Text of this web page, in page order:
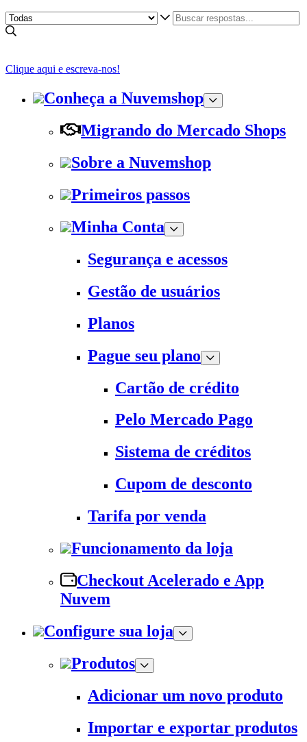
Clique aqui e escreva-nos!
Conheça a Nuvemshop
Migrando do Mercado Shops
Sobre a Nuvemshop
Primeiros passos
Minha Conta
Segurança e acessos
Gestão de usuários
Planos
Pague seu plano
Cartão de crédito
Pelo Mercado Pago
Sistema de créditos
Cupom de desconto
Tarifa por venda
Funcionamento da loja
Checkout Acelerado e App
Nuvem
Configure sua loja
Produtos
Adicionar um novo produto
Importar e exportar produtos